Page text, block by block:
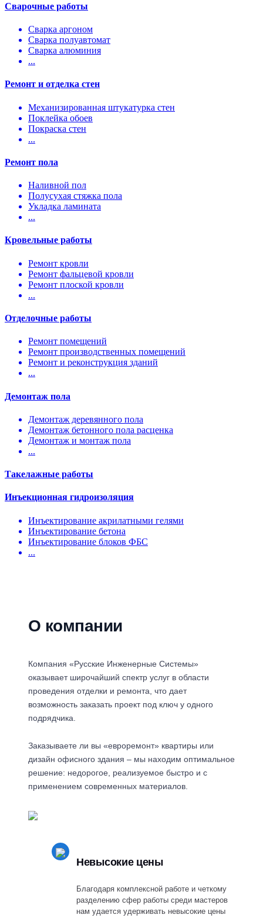
Сварочные работы
Сварка аргоном
Сварка полуавтомат
Сварка алюминия
...
Ремонт и отделка стен
Механизированная штукатурка стен
Поклейка обоев
Покраска стен
...
Ремонт пола
Наливной пол
Полусухая стяжка пола
Укладка ламината
...
Кровельные работы
Ремонт кровли
Ремонт фальцевой кровли
Ремонт плоской кровли
...
Отделочные работы
Ремонт помещений
Ремонт производственных помещений
Ремонт и реконструкция зданий
...
Демонтаж пола
Демонтаж деревянного пола
Демонтаж бетонного пола расценка
Демонтаж и монтаж пола
...
Такелажные работы
Инъекционная гидроизоляция
Инъектирование акрилатными гелями
Инъектирование бетона
Инъектирование блоков ФБС
...
О компании
Компания «Русские Инженерные Системы»
оказывает широчайший спектр услуг в области
проведения отделки и ремонта, что дает
возможность заказать проект под ключ у одного
подрядчика.
Заказываете ли вы «евроремонт» квартиры или
дизайн офисного здания – мы находим оптимальное
решение: недорогое, реализуемое быстро и с
применением современных материалов.
Невысокие цены
Благодаря комплексной работе и четкому
разделению сфер работы среди мастеров
нам удается удерживать невысокие цены